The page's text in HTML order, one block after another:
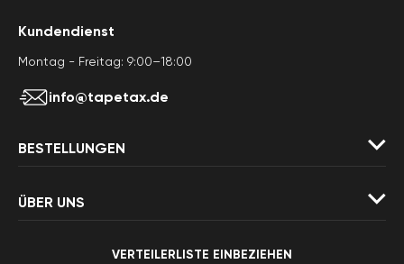
Kundendienst
Montag - Freitag: 9:00–18:00
info@tapetax.de
BESTELLUNGEN
ÜBER UNS
VERTEILERLISTE EINBEZIEHEN